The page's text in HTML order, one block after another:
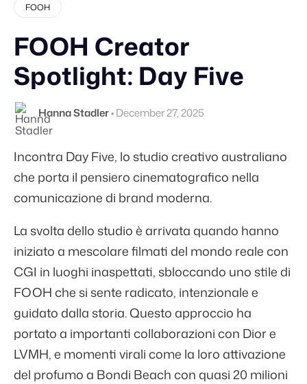
FOOH
FOOH Creator
Spotlight: Day Five
Hanna Stadler•December 27, 2025
Incontra Day Five, lo studio creativo australiano
che porta il pensiero cinematografico nella
comunicazione di brand moderna.
La svolta dello studio è arrivata quando hanno
iniziato a mescolare filmati del mondo reale con
CGI in luoghi inaspettati, sbloccando uno stile di
FOOH che si sente radicato, intenzionale e
guidato dalla storia. Questo approccio ha
portato a importanti collaborazioni con Dior e
LVMH, e momenti virali come la loro attivazione
del profumo a Bondi Beach con quasi 20 milioni